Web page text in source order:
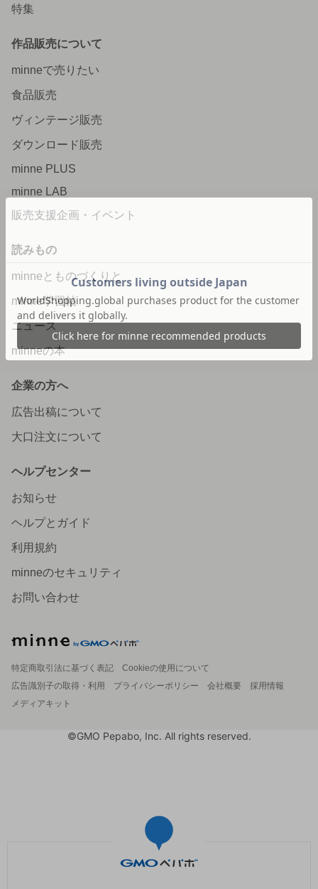
特集
作品販売について
minneで売りたい
食品販売
ヴィンテージ販売
ダウンロード販売
minne PLUS
minne LAB
販売支援企画・イベント
読みもの
minneとものづくりと
minne学習帖
ニュース
minneの本
企業の方へ
広告出稿について
大口注文について
ヘルプセンター
お知らせ
ヘルプとガイド
利用規約
minneのセキュリティ
お問い合わせ
特定商取引法に基づく表記
Cookieの使用について
広告識別子の取得・利用
プライバシーポリシー 会社概要
採用情報
メディアキット
©GMO Pepabo, Inc. All rights reserved.